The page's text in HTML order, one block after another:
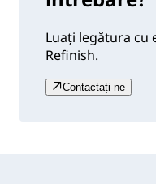
Luați legătura cu
Refinish.
Contactați-ne